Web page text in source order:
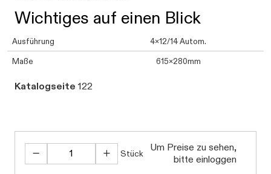
Wichtiges auf einen Blick
Ausführung 4x12/14 Autom.
Maße 615x280mm
Katalogseite 122
Stück
Um Preise zu sehen,
bitte einloggen